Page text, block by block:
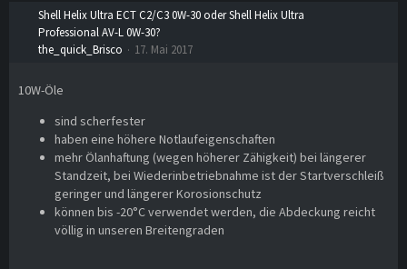
Shell Helix Ultra ECT C2/C3 0W-30 oder Shell Helix Ultra
Professional AV-L 0W-30?
the_quick_Brisco
17. Mai 2017
10W-Öle
sind scherfester
haben eine höhere Notlaufeigenschaften
mehr Ölanhaftung (wegen höherer Zähigkeit) bei längerer
Standzeit, bei Wiederinbetriebnahme ist der Startverschleiß
geringer und längerer Korosionschutz
können bis -20°C verwendet werden, die Abdeckung reicht
völlig in unseren Breitengraden